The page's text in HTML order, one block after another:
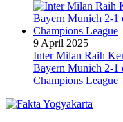
9 April 2025
Inter Milan Raih
Bayern Munich 2-1
Champions League